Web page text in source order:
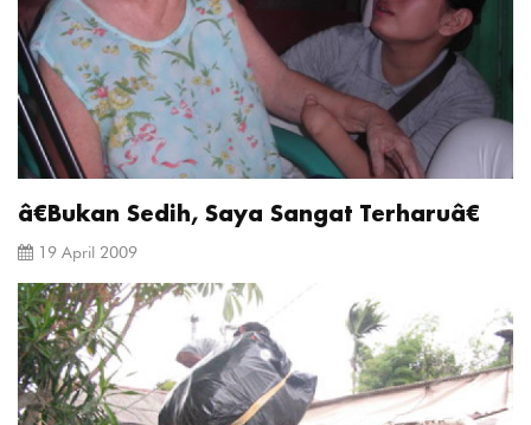
â€Bukan Sedih, Saya Sangat Terharuâ€
19 April 2009